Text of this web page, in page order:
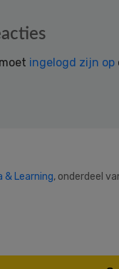
ingelogd zijn op
& Learning, onderdeel